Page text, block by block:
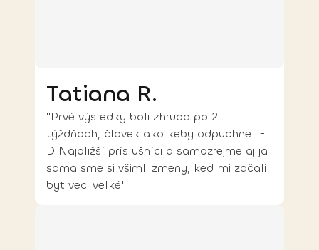
Tatiana R.
"Prvé výsledky boli zhruba po 2
týždňoch, človek ako keby odpuchne. :-
D Najbližší príslušníci a samozrejme aj ja
sama sme si všimli zmeny, keď mi začali
byť veci veľké."